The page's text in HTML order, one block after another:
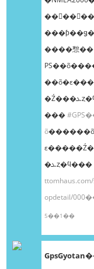
����㥹��
�Ź���ܥȥ�ϥ
���
õ
�ܥȥ�ϥ���
opdetail/
5��1��